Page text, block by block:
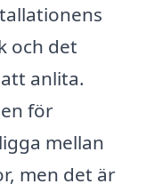
och det
anlita.
för
mellan
men det är